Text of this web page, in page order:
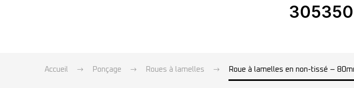
Accueil Ponçage Roues à lamelles Roue à lamelles en non-tissé –